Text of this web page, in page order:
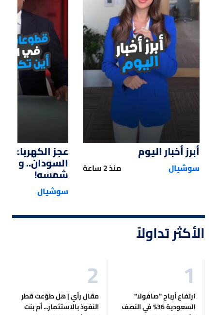
01:15
أبرز أخبار اليوم
سوشيال منذ 2 ساعة
عجز الكهرباء
السودان..
شمسه!
سوشيال
الأكثر تداولاً
ارتفاع أرباح "صافولا"
السعودية 36% في النصف
مقال رأي | هل طوّعت قطر
النفوذ بالاستثمار... أم بنت